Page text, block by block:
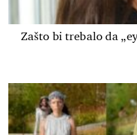
Zašto bi trebalo da